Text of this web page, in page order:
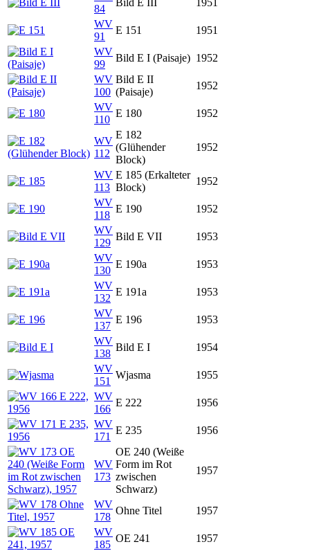
84
Bild E III
1951
WV
91
E 151
1951
WV
99
Bild E I (Paisaje) 1952
WV
100
Bild E II
(Paisaje)
1952
WV
110
E 180 1952
WV
112
E 182
(Glühender
Block)
1952
WV
113
E 185 (Erkalteter
Block)
1952
WV
118
E 190
1952
WV
129
Bild E VII
1953
WV
130
E 190a
1953
WV
132
E 191a
1953
WV
137
E 196
1953
WV
138
Bild E I
1954
WV
151
Wjasma
1955
WV
166
E 222
1956
WV
171
E 235 1956
WV
173
OE 240 (Weiße
Form im Rot
zwischen
Schwarz)
1957
WV
178
Ohne Titel
1957
WV
185
OE 241 1957